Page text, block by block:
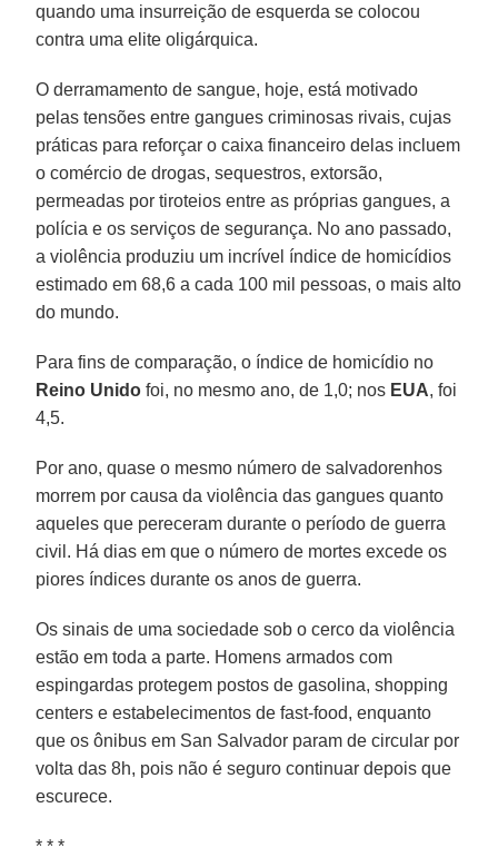
quando uma insurreição de esquerda se colocou
contra uma elite oligárquica.
O derramamento de sangue, hoje, está motivado
pelas tensões entre gangues criminosas rivais, cujas
práticas para reforçar o caixa financeiro delas incluem
o comércio de drogas, sequestros, extorsão,
permeadas por tiroteios entre as próprias gangues, a
polícia e os serviços de segurança. No ano passado,
a violência produziu um incrível índice de homicídios
estimado em 68,6 a cada 100 mil pessoas, o mais alto
do mundo.
Para fins de comparação, o índice de homicídio no
Reino Unido foi, no mesmo ano, de 1,0; nos EUA, foi
4,5.
Por ano, quase o mesmo número de salvadorenhos
morrem por causa da violência das gangues quanto
aqueles que pereceram durante o período de guerra
civil. Há dias em que o número de mortes excede os
piores índices durante os anos de guerra.
Os sinais de uma sociedade sob o cerco da violência
estão em toda a parte. Homens armados com
espingardas protegem postos de gasolina, shopping
centers e estabelecimentos de fast-food, enquanto
que os ônibus em San Salvador param de circular por
volta das 8h, pois não é seguro continuar depois que
escurece.
* * *